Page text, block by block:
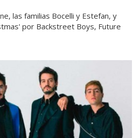
las familias Bocelli y Estefan, y
por Backstreet Boys, Future